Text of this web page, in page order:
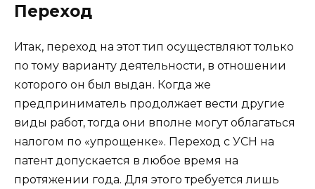
Переход
Итак, переход на этот тип осуществляют только
по тому варианту деятельности, в отношении
которого он был выдан. Когда же
предприниматель продолжает вести другие
виды работ, тогда они вполне могут облагаться
налогом по «упрощенке». Переход с УСН на
патент допускается в любое время на
протяжении года. Для этого требуется лишь